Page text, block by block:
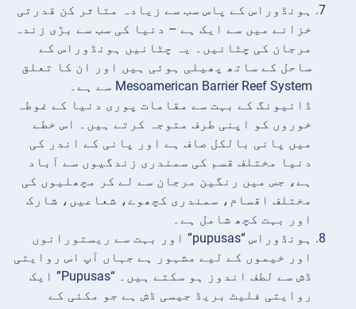
ہونڈوراس کے پاس سب سے زیادہ متاثر کن قدرتی
خزانے میں سے ایک ہے – دنیا کی سب سے بڑی زندہ
مرجان کی چٹانیں۔ یہ چٹانیں ہونڈوراس کے
ساحل کے ساتھ پھیلی ہوئی ہیں اور ان کا تعلق
Mesoamerican Barrier Reef System سے ہے۔
ڈائیونگ کے بہت سے مقامات پوری دنیا کے غوطہ
خوروں کو اپنی طرف متوجہ کرتے ہیں۔ اس خطے
میں پانی بالکل صاف ہے اور پانی کے اندر کی
دنیا مختلف قسم کی سمندری زندگیوں سے آباد
ہے، جس میں رنگین مرجان سے لے کر مچھلیوں کی
مختلف اقسام، سمندری کچھوے، شعاعیں، شارک
اور بہت کچھ شامل ہے۔
ہونڈوراس “pupusas” اور بہت سے ریستورانوں
اور خیموں کے لیے مشہور ہے جہاں آپ اس روایتی
ڈش سے لطف اندوز ہو سکتے ہیں۔ “Pupusas” ایک
روایتی فلیٹ بریڈ جیسی ڈش ہے جو مکئی کے